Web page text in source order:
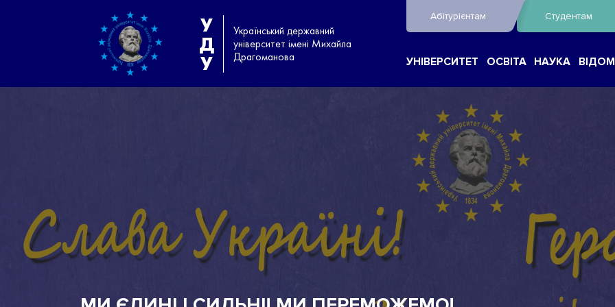
У
Д
У
Український державний
університет імені Михайла
Драгоманова
Абітурієнтам Студентам
УНІВЕРСИТЕТ ОСВІТА НАУКА